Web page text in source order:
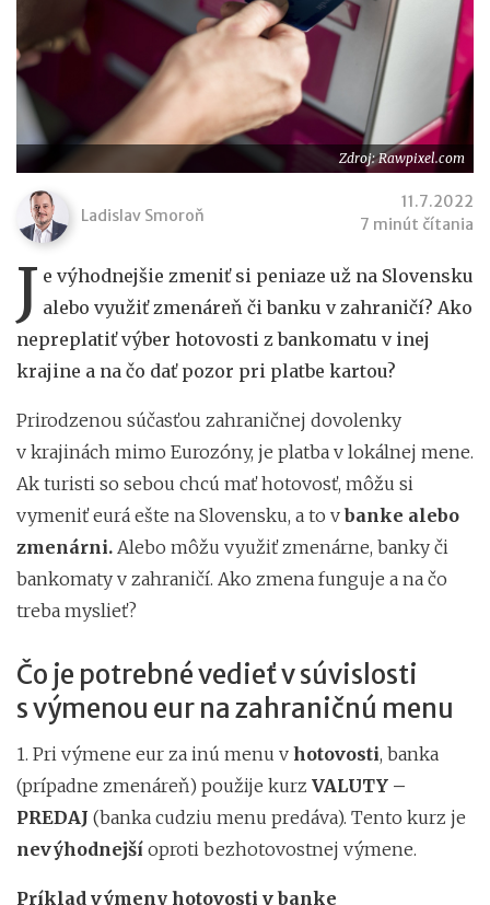
Zdroj: Rawpixel.com
Ladislav Smoroň
11.7.2022
7 minút čítania
J e výhodnejšie zmeniť si peniaze už na Slovensku
alebo využiť zmenáreň či banku v zahraničí? Ako
nepreplatiť výber hotovosti z bankomatu v inej
krajine a na čo dať pozor pri platbe kartou?
Prirodzenou súčasťou zahraničnej dovolenky
v krajinách mimo Eurozóny, je platba v lokálnej mene.
Ak turisti so sebou chcú mať hotovosť, môžu si
vymeniť eurá ešte na Slovensku, a to vbanke alebo
zmenárni. Alebo môžu využiť zmenárne, banky či
bankomaty v zahraničí. Ako zmena funguje a na čo
treba myslieť?
Čo je potrebné vedieť v súvislosti
s výmenou eur na zahraničnú menu
1. Pri výmene eur za inú menu v hotovosti, banka
(prípadne zmenáreň) použije kurz VALUTY –
PREDAJ (banka cudziu menu predáva). Tento kurz je
nevýhodnejší oproti bezhotovostnej výmene.
Príklad výmeny hotovosti v banke